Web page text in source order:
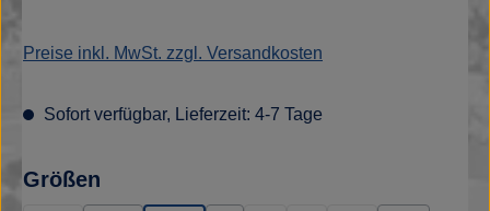
Preise inkl. MwSt. zzgl. Versandkosten
Sofort verfügbar, Lieferzeit: 4-7 Tage
Größen